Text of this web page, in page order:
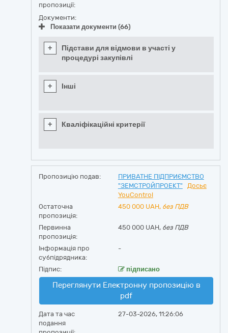
пропозиції:
Документи:
Показати документи (66)
+
Підстави для відмови в участі у
процедурі закупівлі
+ Інші
+ Кваліфікаційні критерії
Пропозицію подав:
ПРИВАТНЕ ПІДПРИЄМСТВО
"ЗЕМСТРОЙПРОЕКТ"
Досьє
YouControl
Остаточна
пропозиція:
450 000 UAH, без ПДВ
Первинна
пропозиція:
450 000 UAH, без ПДВ
Інформація про
субпідрядника:
-
Підпис: підписано
Переглянути Електронну пропозицію в
pdf
Дата та час
подання
27-03-2026, 11:26:06